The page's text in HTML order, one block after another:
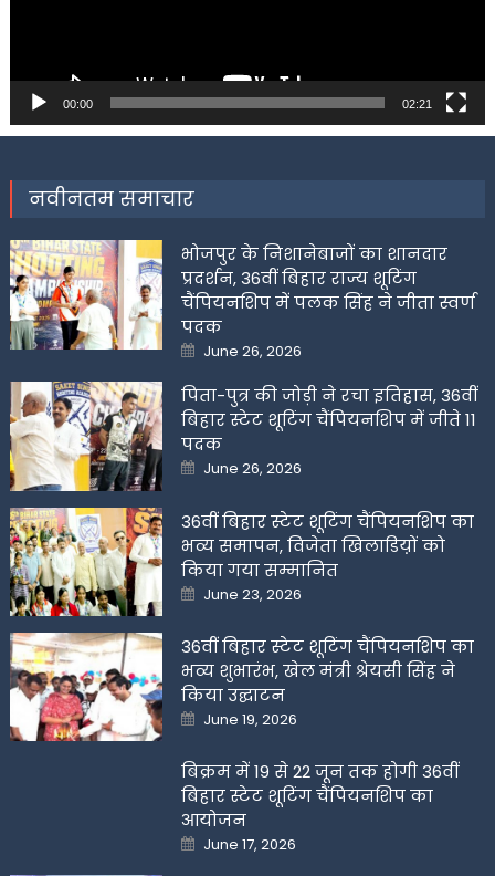
00:00 02:21
नवीनतम समाचार
भोजपुर के निशानेबाजों का शानदार
प्रदर्शन, 36वीं बिहार राज्य शूटिंग
चैंपियनशिप में पलक सिंह ने जीता स्वर्ण
पदक
Posted
on
June 26, 2026
पिता-पुत्र की जोड़ी ने रचा इतिहास, 36वीं
बिहार स्टेट शूटिंग चैंपियनशिप में जीते 11
पदक
Posted
on
June 26, 2026
36वीं बिहार स्टेट शूटिंग चैंपियनशिप का
भव्य समापन, विजेता खिलाडिय़ों को
किया गया सम्मानित
Posted
on
June 23, 2026
36वीं बिहार स्टेट शूटिंग चैंपियनशिप का
भव्य शुभारंभ, खेल मंत्री श्रेयसी सिंह ने
किया उद्घाटन
Posted
on
June 19, 2026
बिक्रम में 19 से 22 जून तक होगी 36वीं
बिहार स्टेट शूटिंग चैंपियनशिप का
आयोजन
Posted
on
June 17, 2026